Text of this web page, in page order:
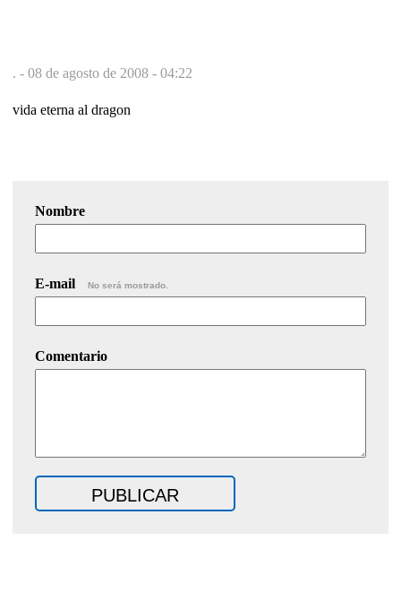
. - 08 de agosto de 2008 - 04:22
vida eterna al dragon
Nombre
E-mail No será mostrado.
Comentario